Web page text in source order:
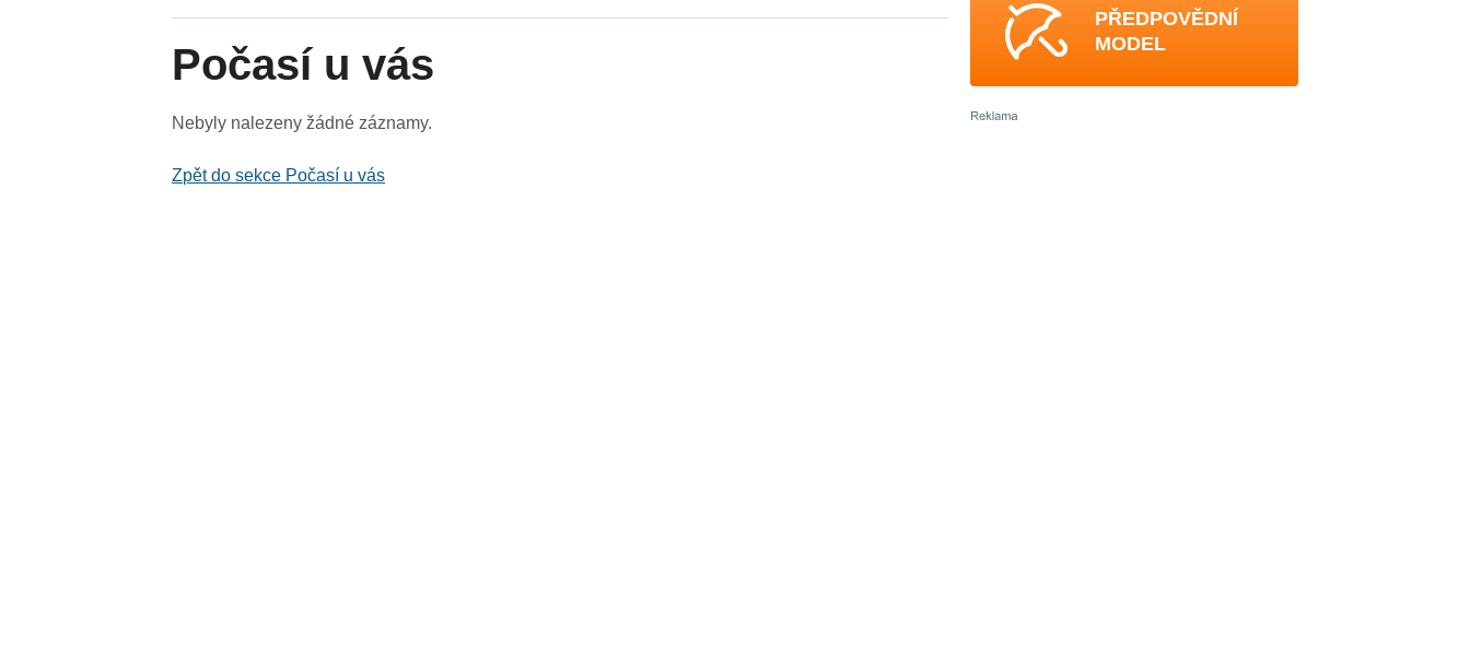
Počasí u vás
Nebyly nalezeny žádné záznamy.
Zpět do sekce Počasí u vás
PŘEDPOVĚDNÍ
MODEL